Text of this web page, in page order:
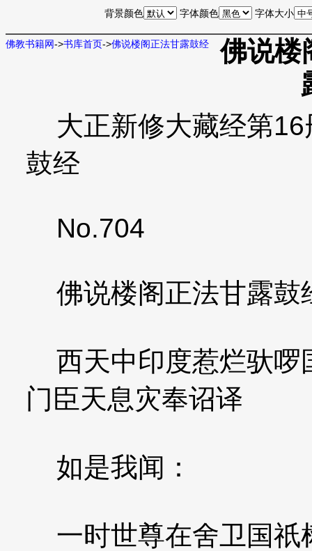
背景颜色 字体颜色 字体大小
佛教书籍网->书库首页->佛说楼阁正法甘露鼓经
佛说楼
大正新修大藏经第16
鼓经
No.704
佛说楼阁正法甘露鼓
西天中印度惹烂驮啰
门臣天息灾奉诏译
如是我闻：
一时世尊在舍卫国祇